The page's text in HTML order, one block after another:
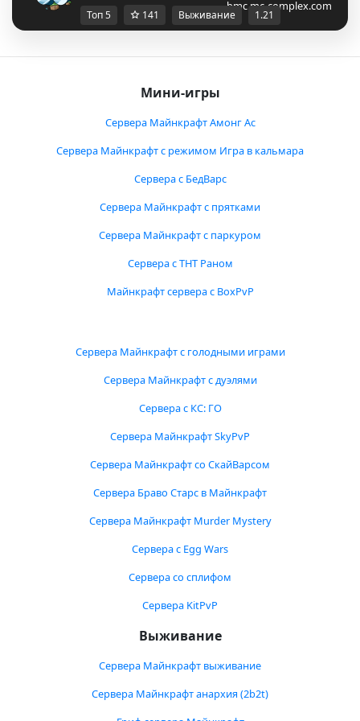
bmc.mc-complex.com
Топ 5 141 Выживание 1.21
Мини-игры
Сервера Майнкрафт Амонг Ас
Сервера Майнкрафт с режимом Игра в кальмара
Сервера с БедВарс
Сервера Майнкрафт с прятками
Сервера Майнкрафт с паркуром
Сервера с ТНТ Раном
Майнкрафт сервера с BoxPvP
Сервера Майнкрафт с голодными играми
Сервера Майнкрафт с дуэлями
Сервера с КС: ГО
Сервера Майнкрафт SkyPvP
Сервера Майнкрафт со СкайВарсом
Сервера Браво Старс в Майнкрафт
Сервера Майнкрафт Murder Mystery
Сервера с Egg Wars
Сервера со сплифом
Сервера KitPvP
Выживание
Сервера Майнкрафт выживание
Сервера Майнкрафт анархия (2b2t)